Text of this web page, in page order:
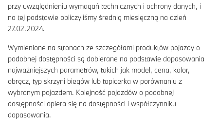
przy uwzględnieniu wymagań technicznych i ochrony danych, i
na tej podstawie obliczyliśmy średnią miesięczną na dzień
27.02.2024.
Wymienione na stronach ze szczegółami produktów pojazdy o
podobnej dostępności są dobierane na podstawie dopasowania
najważniejszych parametrów, takich jak model, cena, kolor,
obręcz, typ skrzyni biegów lub tapicerka w porównaniu z
wybranym pojazdem. Kolejność pojazdów o podobnej
dostępności opiera się na dostępności i współczynniku
dopasowania.